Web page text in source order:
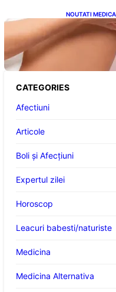
NOUTATI
Varicele și
Înțelegerea
Prevenție
CATEGORIES
Afectiuni
Articole
Boli și Afecțiuni
Expertul zilei
Horoscop
Leacuri babesti/naturiste
Medicina
Medicina Alternativa